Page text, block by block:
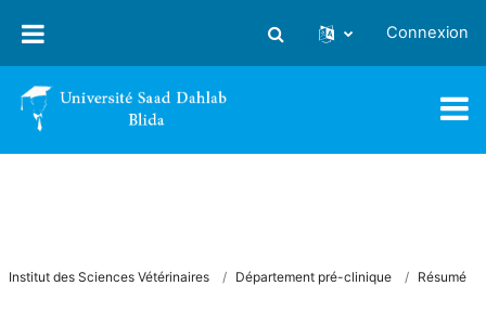
Activer/désactiver la saisie
Connexion
Institut des Sciences Vétérinaires Département pré-clinique Résumé